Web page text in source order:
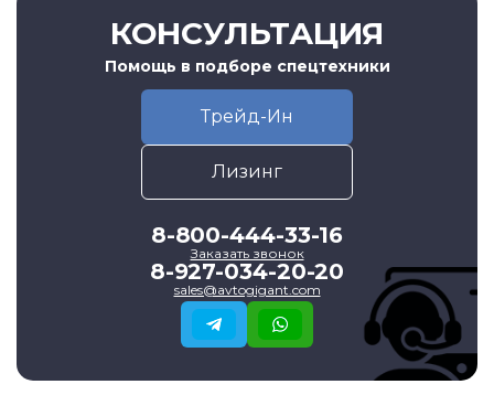
КОНСУЛЬТАЦИЯ
Помощь в подборе спецтехники
Трейд-Ин
Лизинг
8-800-444-33-16
Заказать звонок
8-927-034-20-20
sales@avtogigant.com